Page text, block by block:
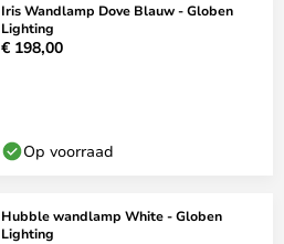
Iris Wandlamp Dove Blauw - Globen
Lighting
€ 198,00
Op voorraad
Hubble wandlamp White - Globen
Lighting